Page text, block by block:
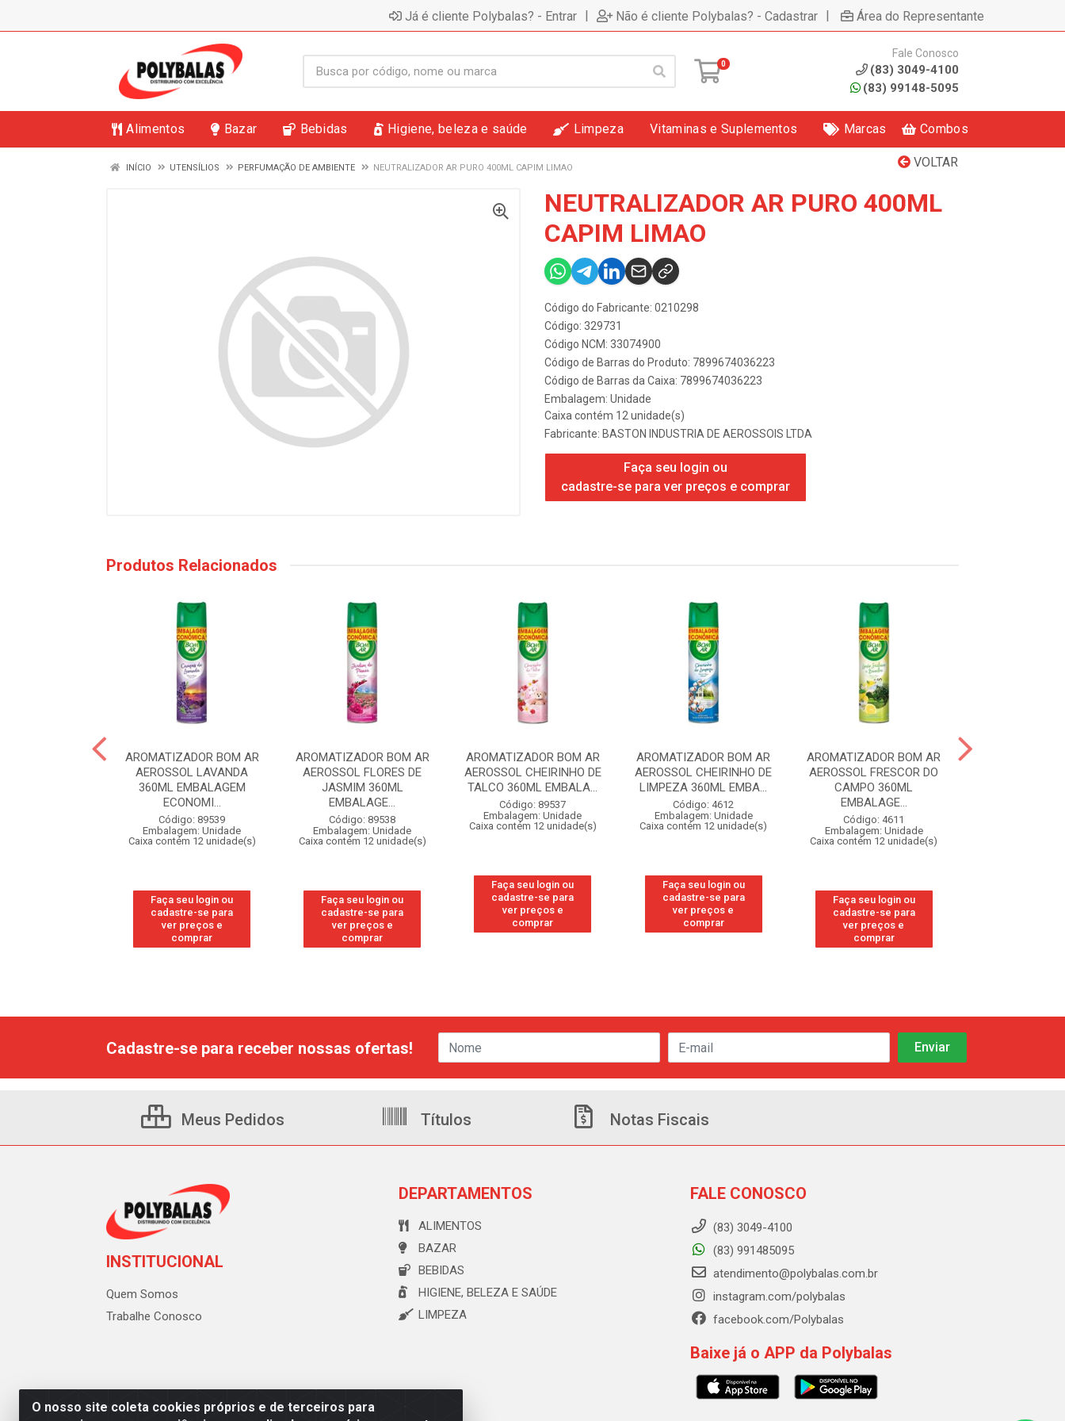
Já é cliente Polybalas? - Entrar | Não é cliente Polybalas? - Cadastrar | Área do Representante
0
Fale Conosco
(83) 3049-4100
(83) 99148-5095
Alimentos Bazar Bebidas Higiene, beleza e saúde Limpeza Vitaminas e Suplementos Marcas Combos
VOLTAR
INÍCIO UTENSÍLIOS PERFUMAÇÃO DE AMBIENTE NEUTRALIZADOR AR PURO 400ML CAPIM LIMAO
NEUTRALIZADOR AR PURO 400ML
CAPIM LIMAO
Código do Fabricante: 0210298
Código: 329731
Código NCM: 33074900
Código de Barras do Produto: 7899674036223
Código de Barras da Caixa: 7899674036223
Embalagem: Unidade
Caixa contém 12 unidade(s)
Fabricante: BASTON INDUSTRIA DE AEROSSOIS LTDA
Faça seu login ou
cadastre-se para ver preços e comprar
Produtos Relacionados
AROMATIZADOR BOM AR
AEROSSOL LAVANDA
360ML EMBALAGEM
ECONOMI...
Código: 89539
Embalagem: Unidade
Caixa contém 12 unidade(s)
Faça seu login ou
cadastre-se para
ver preços e
comprar
AROMATIZADOR BOM AR
AEROSSOL FLORES DE
JASMIM 360ML
EMBALAGE...
Código: 89538
Embalagem: Unidade
Caixa contém 12 unidade(s)
Faça seu login ou
cadastre-se para
ver preços e
comprar
AROMATIZADOR BOM AR
AEROSSOL CHEIRINHO DE
TALCO 360ML EMBALA...
Código: 89537
Embalagem: Unidade
Caixa contém 12 unidade(s)
Faça seu login ou
cadastre-se para
ver preços e
comprar
AROMATIZADOR BOM AR
AEROSSOL CHEIRINHO DE
LIMPEZA 360ML EMBA...
Código: 4612
Embalagem: Unidade
Caixa contém 12 unidade(s)
Faça seu login ou
cadastre-se para
ver preços e
comprar
AROMATIZADOR BOM AR
AEROSSOL FRESCOR DO
CAMPO 360ML
EMBALAGE...
Código: 4611
Embalagem: Unidade
Caixa contém 12 unidade(s)
Faça seu login ou
cadastre-se para
ver preços e
comprar
O nosso site coleta cookies próprios e de terceiros para
Cadastre-se para receber nossas ofertas!
Meus Pedidos Títulos Notas Fiscais
INSTITUCIONAL
Quem Somos
Trabalhe Conosco
DEPARTAMENTOS
ALIMENTOS
BAZAR
BEBIDAS
HIGIENE, BELEZA E SAÚDE
LIMPEZA
FALE CONOSCO
(83) 3049-4100
(83) 991485095
atendimento@polybalas.com.br
instagram.com/polybalas
facebook.com/Polybalas
Baixe já o APP da Polybalas